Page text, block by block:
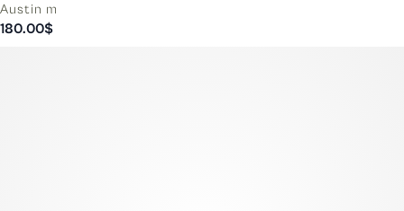
Austin m
180.00$